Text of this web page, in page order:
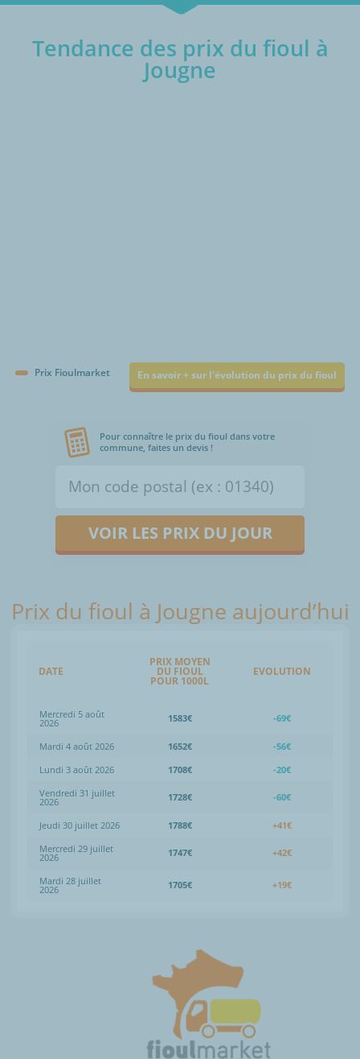
Tendance des prix du fioul à
Jougne
Prix Fioulmarket En savoir + sur l'évolution du prix du fioul
Pour connaître le prix du fioul dans votre
commune, faites un devis !
VOIR LES PRIX DU JOUR
Prix du fioul à Jougne aujourd’hui
DATE
PRIX MOYEN
DU FIOUL
POUR 1000L
EVOLUTION
Mercredi 5 août
2026 1583€ -69€
Mardi 4 août 2026 1652€
-56€
Lundi 3 août 2026
1708€
-20€
Vendredi 31 juillet
2026 1728€ -60€
Jeudi 30 juillet 2026 1788€
+41€
Mercredi 29 juillet
2026 1747€ +42€
Mardi 28 juillet
2026 1705€ +19€